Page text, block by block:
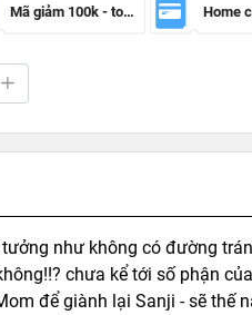
Mã giảm 100k - toàn sàn
như không có đường
chưa kể tới số phận
để giành lại Sanji - sẽ thế